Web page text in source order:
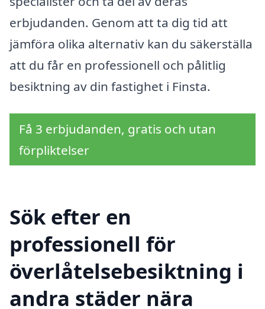
erbjudanden. Genom att ta dig tid att
jämföra olika alternativ kan du säkerställa
att du får en professionell och pålitlig
besiktning av din fastighet i Finsta.
Få 3 erbjudanden, gratis och utan
förpliktelser
Sök efter en
professionell för
överlåtelsebesiktning i
andra städer nära